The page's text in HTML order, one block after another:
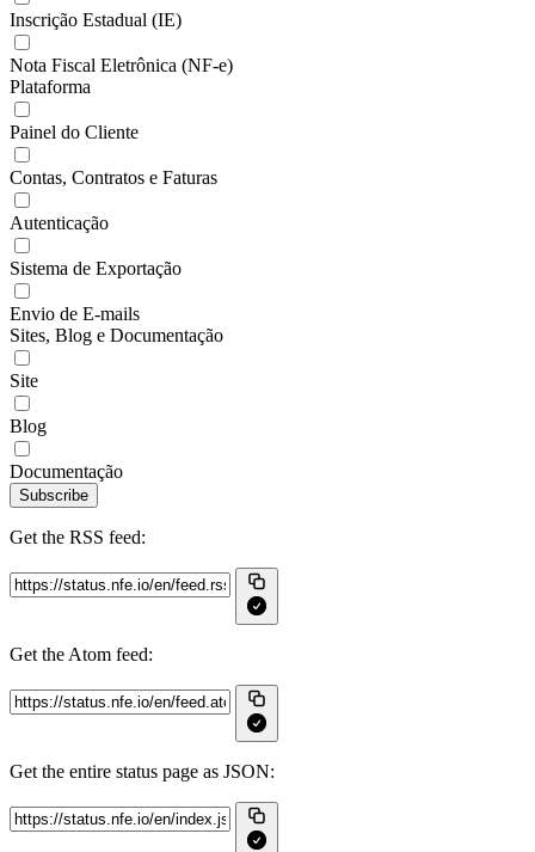
Inscrição Estadual (IE)
Nota Fiscal Eletrônica (NF-e)
Plataforma
Painel do Cliente
Contas, Contratos e Faturas
Autenticação
Sistema de Exportação
Envio de E-mails
Sites, Blog e Documentação
Site
Blog
Documentação
Subscribe
Get the RSS feed:
Get the Atom feed:
Get the entire status page as JSON: